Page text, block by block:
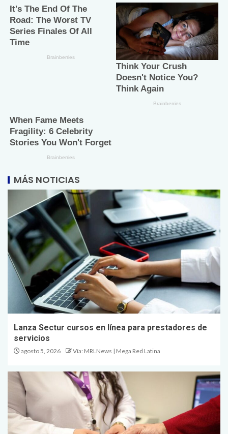
MÁS NOTICIAS
Lanza Sectur cursos en línea para prestadores de
servicios
agosto 5, 2026 Vía: MRLNews | Mega Red Latina